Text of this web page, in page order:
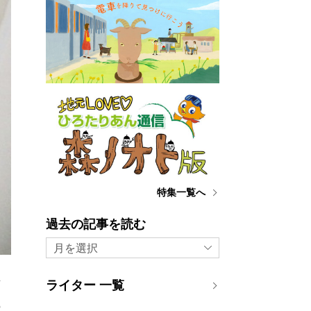
特集一覧へ
過去の記事を読む
月を選択
ライター 一覧